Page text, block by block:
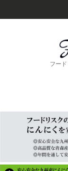
フー